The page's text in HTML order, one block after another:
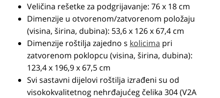
Veličina rešetke za podgrijavanje: 76 x 18 cm
Dimenzije u otvorenom/zatvorenom položaju
(visina, širina, dubina): 53,6 x 126 x 67,4 cm
Dimenzije roštilja zajedno s kolicima pri
zatvorenom poklopcu (visina, širina, dubina):
123,4 x 196,9 x 67,5 cm
Svi sastavni dijelovi roštilja izrađeni su od
visokokvalitetnog nehrđajućeg čelika 304 (V2A